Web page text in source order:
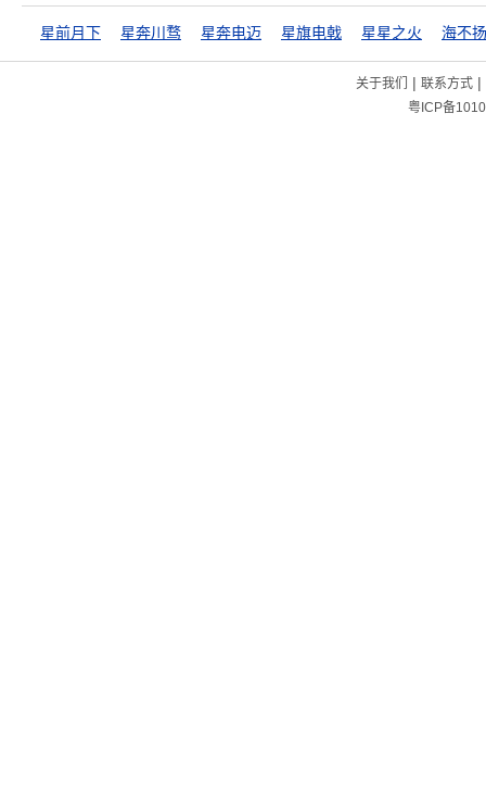
星前月下 星奔川骛 星奔电迈 星旗电戟 星星之火 海不
关于我们 | 联系方式|
粤ICP备